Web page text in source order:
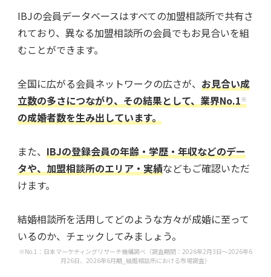
IBJの会員データベースはすべての加盟相談所で共有さ
れており、異なる加盟相談所の会員でもお見合いを組
むことができます。
全国に広がる会員ネットワークの広さが、 お見合い成
立数の多さにつながり、その結果として、業界No.1※
の成婚者数を生み出しています。
また、 IBJの登録会員の年齢・学歴・年収などのデー
タや、加盟相談所のエリア・実績などもご確認いただ
けます。
結婚相談所を活用してどのような方々が成婚に至って
いるのか、チェックしてみましょう。
※No.1：日本マーケティングリサーチ機構調べ（調査期間：2026年2月3日～2026年6
月26日、2026年6月期_結婚相談所における市場調査）